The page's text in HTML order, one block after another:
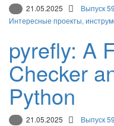
21.05.2025 Выпуск
Интересные проекты,
pyrefly: A
Checker
Python
21.05.2025 Выпуск